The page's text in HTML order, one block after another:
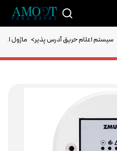
سیستم اعلام حریق آدرس پذیر> ماژول